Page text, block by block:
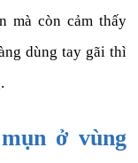
mà còn cảm thấy
dùng tay gãi thì
ở vùng